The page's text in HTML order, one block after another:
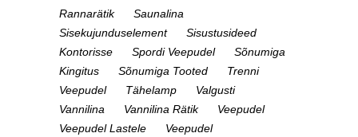
Rannarätik
Saunalina
Sisekujunduselement
Sisustusideed
Kontorisse
Spordi Veepudel
Sõnumiga
Kingitus
Sõnumiga Tooted
Trenni
Veepudel
Tähelamp
Valgusti
Vannilina
Vannilina Rätik
Veepudel
Veepudel Lastele
Veepudel